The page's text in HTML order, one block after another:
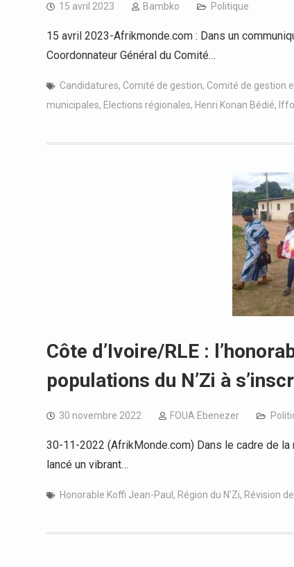
15 avril 2023 Bambko Politique
15 avril 2023-Afrikmonde.com : Dans un
Coordonnateur Général du Comité…
Candidatures, Comité de gestion, Comité de gestion
municipales, Elections régionales, Henri Konan Bédié,
Côte d’Ivoire/RLE :
populations du N’Zi à
30 novembre 2022 FOUA Ebenezer
30-11-2022 (AfrikMonde.com) Dans le cadre de
lancé un vibrant…
Honorable Koffi Jean-Paul , Région du N'Zi, Révision